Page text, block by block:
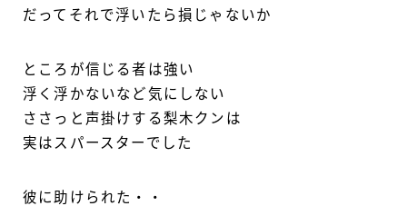
だってそれで浮いたら損じゃないか
ところが信じる者は強い
浮く浮かないなど気にしない
ささっと声掛けする梨木クンは
実はスパースターでした
彼に助けられた・・